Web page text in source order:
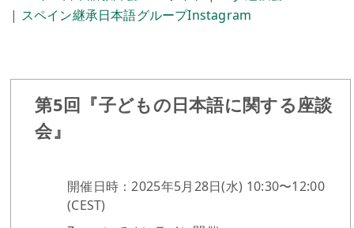
| スペイン継承日本語グループInstagram
第5回『子どもの日本語に関する座談
会』
開催日時：2025年5月28日(水) 10:30〜12:00
(CEST)